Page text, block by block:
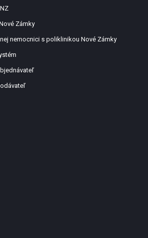
Zámky
nemocnici s poliklinikou Nové Zámky